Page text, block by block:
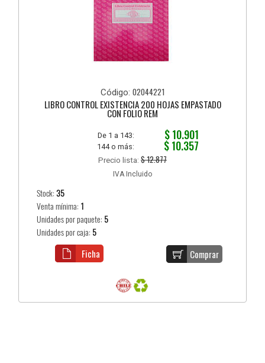
Código: 02044221
LIBRO CONTROL EXISTENCIA 200 HOJAS EMPASTADO
CON FOLIO REM
De 1 a 143: $ 10.901
144 o más: $ 10.357
Precio lista: $ 12.877
IVA Incluido
Stock:35
Venta mínima: 1
Unidades por paquete: 5
Unidades por caja: 5
Comprar
Ficha